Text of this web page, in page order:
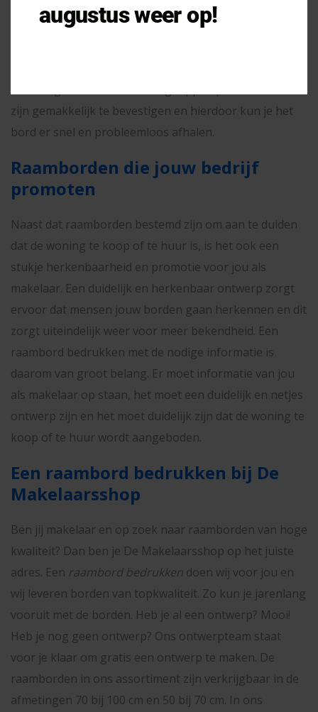
Raamborden moeten gemakkelijk te installeren en te
zijn gemakkelijk te bevestigen en hierdoor kun je het
bord er snel en probleemloos afhalen.
Raamborden die jouw bedrijf
promoten
Naast dat raamborden bestemd zijn om aan te duiden
dat de woning te koop of te huur is, is het ook een
stukje herkenbaarheid en promotie voor jou als
makelaar. Een duidelijk en herkenbaar ontwerp zorgt
ervoor dat mensen jouw borden gaan herkennen en dit
zorgt uiteindelijk weer voor meer bekendheid. Een
raambord bedrukken met de nodige informatie is
daarom van groot belang. Er moet informatie van jou
als makelaar op staan, het moet een duidelijk en netjes
ontwerp zijn en het moet duidelijk zijn dat de woning te
koop of te huur wordt aangeboden.
Een raambord bedrukken bij De
Makelaarsshop
Ben jij makelaar en op zoek naar raamborden van hoge
kwaliteit? Dan ben je De Makelaarsshop op het juiste
adres. Een raambord bedrukken doen wij voor jou en
wij leveren borden van topkwaliteit. Zo kun je jarenlang
vooruit met de borden. Heb je al een ontwerp? Mooi!
Heb je nog geen ontwerp? Ons ontwerpteam staat
voor je klaar om gratis een ontwerp te maken. De
raamborden in ons assortiment zijn verkrijgbaar in de
afmetingen 70 bij 100 cm en 50 bij 70 cm. In ons
augustus weer op!